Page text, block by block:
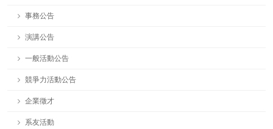
事務公告
演講公告
一般活動公告
競爭力活動公告
企業徵才
系友活動